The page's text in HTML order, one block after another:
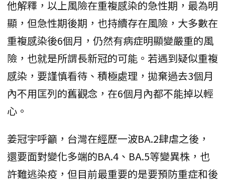
他解釋，以上風險在重複感染的急性期，最為明
顯，但急性期後期，也持續存在風險，大多數在
重複感染後6個月，仍然有病症明顯變嚴重的風
險，也就是所謂長新冠的可能。若遇到疑似重複
感染，要謹慎看待、積極處理，拋棄過去3個月
內不用匡列的舊觀念，在6個月內都不能掉以輕
心。
姜冠宇呼籲，台灣在經歷一波BA.2肆虐之後，
還要面對變化多端的BA.4、BA.5等變異株，也
許難逃染疫，但目前最重要的是要預防重症和後